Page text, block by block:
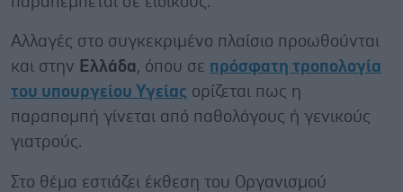
Αλλαγές στο συγκεκριμένο πλαίσιο προωθούνται
και στην Ελλάδα, όπου σε πρόσφατη τροπολογία
του υπουργείου Υγείας ορίζεται πως η
παραπομπή γίνεται από παθολόγους ή γενικούς
γιατρούς.
Στο θέμα εστιάζει έκθεση του Οργανισμού